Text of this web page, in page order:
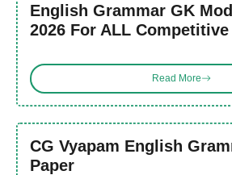
English Grammar GK
2026 For ALL Competitive
Read More
CG Vyapam English
Paper